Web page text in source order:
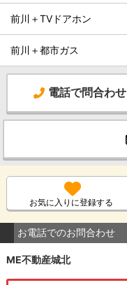
前川＋TVドアホン
前川＋都市ガス
電話で問合わせ
お気に入りに登録する
お電話でのお問合わせ
ME不動産城北